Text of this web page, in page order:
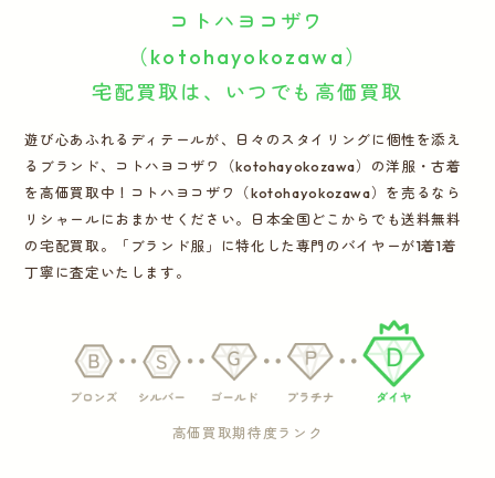
ログイン お問い合わせ
コトハヨコザワ
（kotohayokozawa）
宅配買取は、いつでも高価買取
遊び心あふれるディテールが、日々のスタイリングに個性を添え
るブランド、コトハヨコザワ（kotohayokozawa）の洋服・古着
を高価買取中！コトハヨコザワ（kotohayokozawa）を売るなら
リシャールにおまかせください。日本全国どこからでも送料無料
の宅配買取。「ブランド服」に特化した専門のバイヤーが1着1着
丁寧に査定いたします。
高価買取期待度ランク